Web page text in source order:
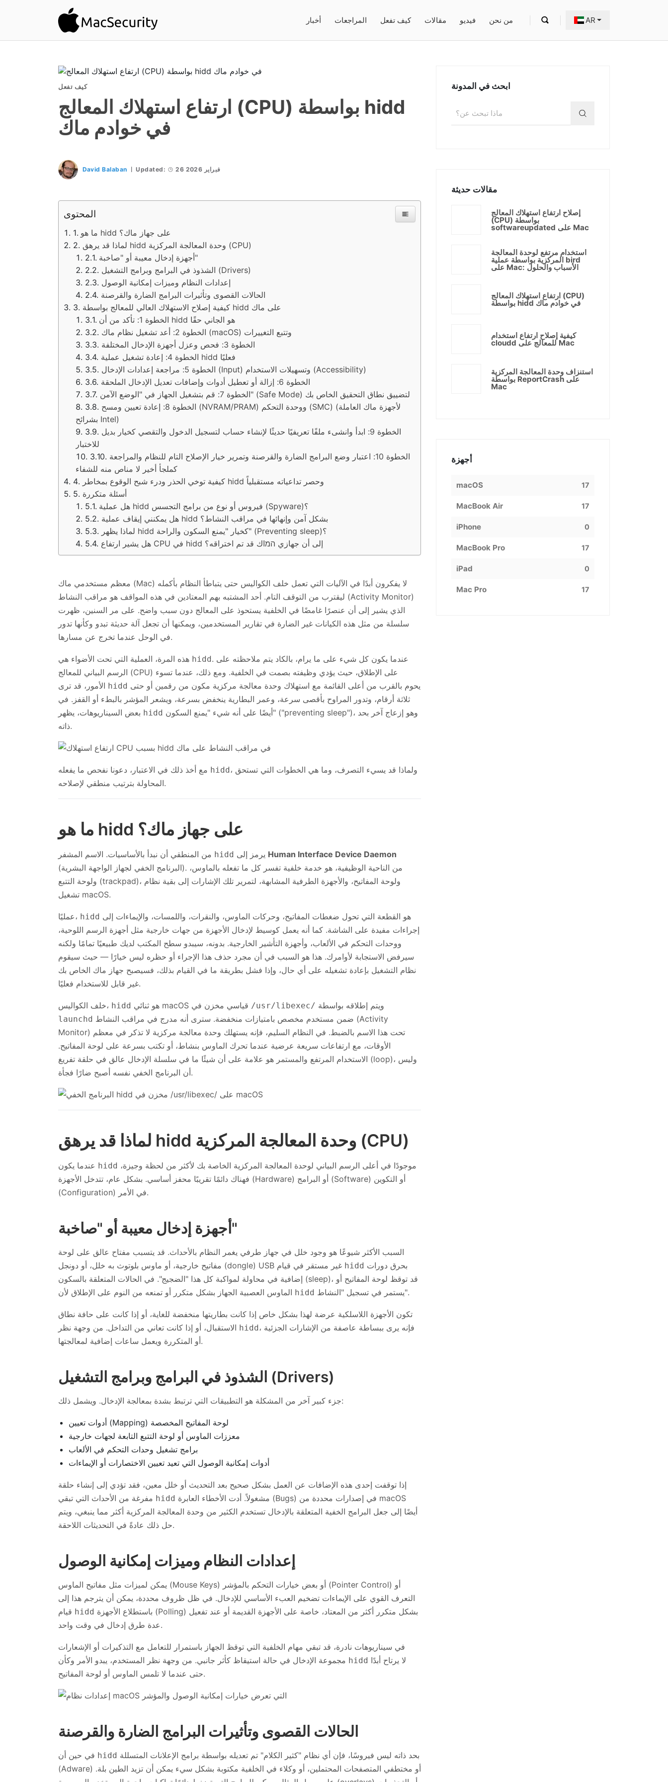
أخبار المراجعات كيف تفعل مقالات فيديو من نحن AR
كيف تفعل
ارتفاع استهلاك المعالج (CPU) بواسطة hidd
في خوادم ماك
David Balaban Updated: 26 فبراير 2026
المحتوى
ما هو hidd على جهاز ماك؟
لماذا قد يرهق hidd وحدة المعالجة المركزية (CPU)
أجهزة إدخال معيبة أو "صاخبة"
الشذوذ في البرامج وبرامج التشغيل (Drivers)
إعدادات النظام وميزات إمكانية الوصول
الحالات القصوى وتأثيرات البرامج الضارة والقرصنة
كيفية إصلاح الاستهلاك العالي للمعالج بواسطة hidd على ماك
الخطوة 1: تأكد من أن hidd هو الجاني حقًا
الخطوة 2: أعد تشغيل نظام ماك (macOS) وتتبع التغييرات
الخطوة 3: فحص وعزل أجهزة الإدخال المختلفة
الخطوة 4: إعادة تشغيل عملية hidd فعليًا
الخطوة 5: مراجعة إعدادات الإدخال (Input) وتسهيلات الاستخدام (Accessibility)
الخطوة 6: إزالة أو تعطيل أدوات وإضافات تعديل الإدخال الملحقة
الخطوة 7: قم بتشغيل الجهاز في "الوضع الآمن" (Safe Mode) لتضييق نطاق التحقيق الخاص بك
الخطوة 8: إعادة تعيين ومسح (NVRAM/PRAM) ووحدة التحكم (SMC) (لأجهزة ماك العاملة
بشرائح Intel)
الخطوة 9: ابدأ وانشىء ملفًا تعريفيًا حديثًا لإنشاء حساب لتسجيل الدخول والتقصي كخيار بديل
للاختبار
الخطوة 10: اعتبار وضع البرامج الضارة والقرصنة وتمرير خيار الإصلاح التام للنظام والمراجعة
كملجأ أخير لا مناص منه للشفاء
كيفية توخي الحذر ودرء شبح الوقوع بمخاطر hidd وحصر تداعياته مستقبلياً
أسئلة متكررة
هل عملية hidd فيروس أو نوع من برامج التجسس (Spyware)؟
هل يمكنني إيقاف عملية hidd بشكل آمن وإنهائها في مراقب النشاط؟
لماذا يظهر hidd كخيار "يمنع السكون والراحة" (Preventing sleep)؟
هل يشير ارتفاع CPU في hidd إلى أن جهازي המاك قد تم اختراقه؟
معظم مستخدمي ماك (Mac) لا يفكرون أبدًا في الآليات التي تعمل خلف الكواليس حتى يتباطأ النظام بأكمله
ليقترب من التوقف التام. أحد المشتبه بهم المعتادين في هذه المواقف هو مراقب النشاط (Activity Monitor)
الذي يشير إلى أن عنصرًا غامضًا في الخلفية يستحوذ على المعالج دون سبب واضح. على مر السنين، ظهرت
سلسلة من مثل هذه الكيانات غير الضارة في تقارير المستخدمين، ويمكنها أن تجعل آلة حديثة تبدو وكأنها تدور
في الوحل عندما تخرج عن مسارها.
hidd. عندما يكون كل شيء على ما يرام، بالكاد يتم ملاحظته على
الرسم البياني للمعالج (CPU) على الإطلاق، حيث يؤدي وظيفته بصمت في الخلفية. ومع ذلك، عندما تسوء
hidd
ثلاثة أرقام، وتدور المراوح بأقصى سرعة، وعمر البطارية ينخفض بسرعة، ويشعر المؤشر بالبطء أو القفز. في
hidd
ذاته.
hidd، ولماذا قد يسيء التصرف، وما هي الخطوات التي تستحق
المحاولة بترتيب منطقي لإصلاحه.
ما هو hidd على جهاز ماك؟
hidd
Human Interface Device Daemon
(البرنامج الخفي لجهاز الواجهة البشرية). من الناحية الوظيفية، هو خدمة خلفية تفسر كل ما تفعله بالماوس،
ولوحة التتبع (trackpad)، ولوحة المفاتيح، والأجهزة الطرفية المشابهة، لتمرير تلك الإشارات إلى بقية نظام
تشغيل macOS.
عمليًا، hidd
إجراءات مفيدة على الشاشة. كما أنه يعمل كوسيط لإدخال الأجهزة من جهات خارجية مثل أجهزة الرسم اللوحية،
ووحدات التحكم في الألعاب، وأجهزة التأشير الخارجية. بدونه، سيبدو سطح المكتب لديك طبيعيًا تمامًا ولكنه
سيرفض الاستجابة لأوامرك. هذا هو السبب في أن مجرد حذف هذا الإجراء أو حظره ليس خيارًا — حيث سيقوم
نظام التشغيل بإعادة تشغيله على أي حال، وإذا فشل بطريقة ما في القيام بذلك، فسيصبح جهاز ماك الخاص بك
غير قابل للاستخدام فعليًا.
خلف الكواليس، hidd /usr/libexec/ ويتم إطلاقه بواسطة
launchd
Monitor) تحت هذا الاسم بالضبط. في النظام السليم، فإنه يستهلك وحدة معالجة مركزية لا تذكر في معظم
الأوقات، مع ارتفاعات سريعة عرضية عندما تحرك الماوس بنشاط، أو تكتب بسرعة على لوحة المفاتيح.
الاستخدام المرتفع والمستمر هو علامة على أن شيئًا ما في سلسلة الإدخال عالق في حلقة تفريغ (loop)، وليس
أن البرنامج الخفي نفسه أصبح ضارًا فجأة.
لماذا قد يرهق hidd وحدة المعالجة المركزية (CPU)
hidd
فهناك دائمًا تقريبًا محفز أساسي. بشكل عام، تتدخل الأجهزة (Hardware) أو البرامج (Software) أو التكوين
(Configuration) في الأمر.
أجهزة إدخال معيبة أو "صاخبة"
السبب الأكثر شيوعًا هو وجود خلل في جهاز طرفي يغمر النظام بالأحداث. قد يتسبب مفتاح عالق على لوحة
hidd
إضافية في محاولة لمواكبة كل هذا "الضجيج". في الحالات المتعلقة بالسكون (sleep)، قد توقظ لوحة المفاتيح أو
hidd يستمر في تسجيل "النشاط".
تكون الأجهزة اللاسلكية عرضة لهذا بشكل خاص إذا كانت بطاريتها منخفضة للغاية، أو إذا كانت على حافة نطاق
hidd، فإنه يرى ببساطة عاصفة من الإشارات الجزئية
أو المتكررة ويعمل ساعات إضافية لمعالجتها.
الشذوذ في البرامج وبرامج التشغيل (Drivers)
جزء كبير آخر من المشكلة هو التطبيقات التي ترتبط بشدة بمعالجة الإدخال. ويشمل ذلك:
أدوات تعيين (Mapping) لوحة المفاتيح المخصصة
معززات الماوس أو لوحة التتبع التابعة لجهات خارجية
برامج تشغيل وحدات التحكم في الألعاب
أدوات إمكانية الوصول التي تعيد تعيين الاختصارات أو الإيماءات
إذا توقفت إحدى هذه الإضافات عن العمل بشكل صحيح بعد التحديث أو خلل معين، فقد تؤدي إلى إنشاء حلقة
hidd
أيضًا إلى جعل البرامج الخفية المتعلقة بالإدخال تستخدم الكثير من وحدة المعالجة المركزية أكثر مما ينبغي، ويتم
حل ذلك عادةً في التحديثات اللاحقة.
إعدادات النظام وميزات إمكانية الوصول
يمكن لميزات مثل مفاتيح الماوس (Mouse Keys) أو بعض خيارات التحكم بالمؤشر (Pointer Control) أو
التعرف القوي على الإيماءات تضخيم العبء الأساسي للإدخال. في ظل ظروف محددة، يمكن أن يترجم هذا إلى
hidd
عدة طرق إدخال في وقت واحد.
في سيناريوهات نادرة، قد تبقي مهام الخلفية التي توقظ الجهاز باستمرار للتعامل مع التذكيرات أو الإشعارات
hidd
حتى عندما لا تلمس الماوس أو لوحة المفاتيح.
الحالات القصوى وتأثيرات البرامج الضارة والقرصنة
hidd
(Adware) أو مختطفي المتصفحات المحتملين، أو وكلاء في الخلفية مكتوبة بشكل سيء يمكن أن تزيد الطين بلة.
ابحث في المدونة
مقالات حديثة
إصلاح ارتفاع استهلاك المعالج
(CPU) بواسطة
softwareupdated على Mac
استخدام مرتفع لوحدة المعالجة
المركزية بواسطة عملية bird
على Mac: الأسباب والحلول
ارتفاع استهلاك المعالج (CPU)
بواسطة hidd في خوادم ماك
كيفية إصلاح ارتفاع استخدام
cloudd للمعالج على Mac
استنزاف وحدة المعالجة المركزية
بواسطة ReportCrash على
Mac
أجهزة
macOS 17
MacBook Air 17
iPhone 0
MacBook Pro 17
iPad 0
Mac Pro 17